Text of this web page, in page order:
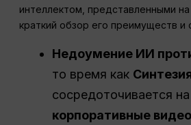
интеллектом, представленными
краткий обзор его преимуществ и
Недоумение ИИ
то время как
сосредоточивается на
корпоративные